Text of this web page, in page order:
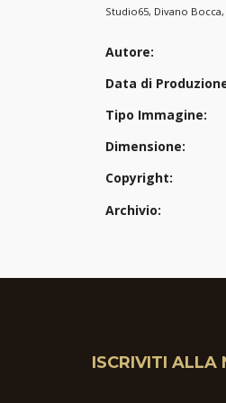
Studio65, Divano
Autore:
Data di
Tipo Immagine:
Dimensione:
Copyright:
Archivio:
ISCRIVITI ALLA